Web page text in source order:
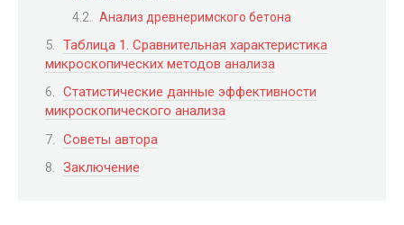
Анализ древнеримского бетона
Таблица 1. Сравнительная характеристика
микроскопических методов анализа
Статистические данные эффективности
микроскопического анализа
Советы автора
Заключение